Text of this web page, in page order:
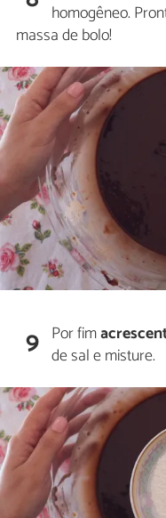
homogêneo.
massa de bolo!
9 Por fim
de sal e misture.